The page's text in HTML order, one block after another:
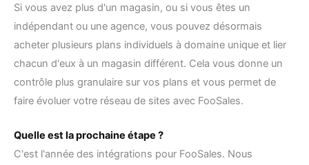
Si vous avez plus d'un magasin, ou si vous êtes un
indépendant ou une agence, vous pouvez désormais
acheter plusieurs plans individuels à domaine unique et lier
chacun d'eux à un magasin différent. Cela vous donne un
contrôle plus granulaire sur vos plans et vous permet de
faire évoluer votre réseau de sites avec FooSales.
Quelle est la prochaine étape ?
C'est l'année des intégrations pour FooSales. Nous